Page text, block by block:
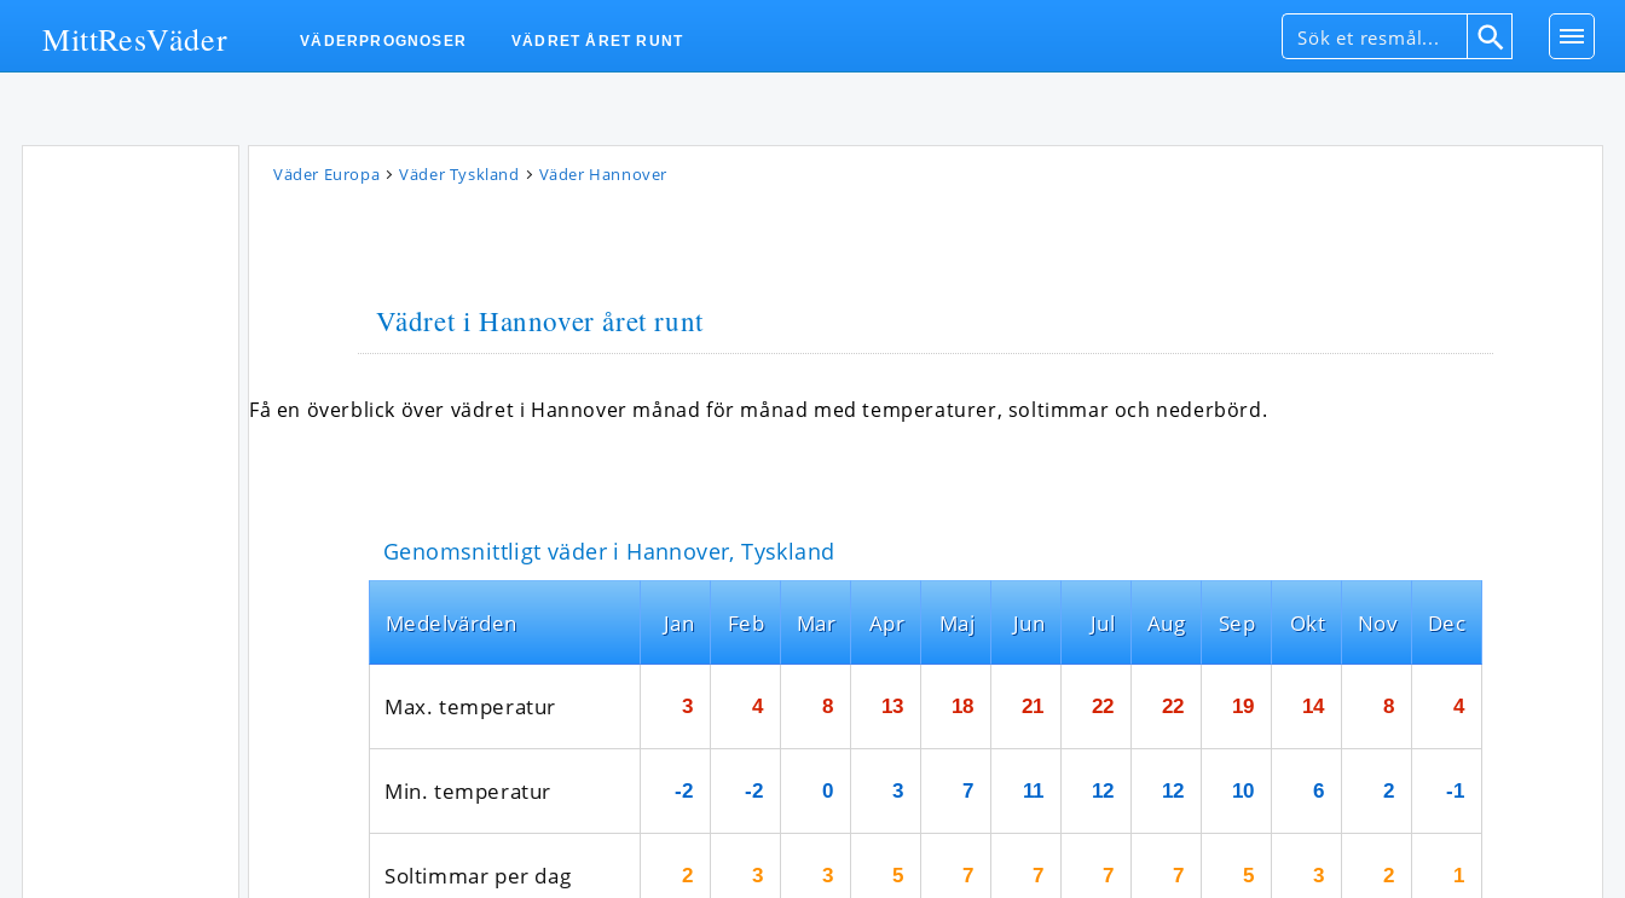
Väder Europa Väder Tyskland Väder Hannover
Vädret i Hannover året runt
Få en överblick över vädret i Hannover månad för månad med temperaturer, soltimmar och nederbörd.
Genomsnittligt väder i Hannover, Tyskland
Medel­värden
Max. temperatur
Min. temperatur
Soltimmar per dag
Jan
3
-2
2
Feb
4
-2
3
Mar
8
0
3
Apr
13
3
5
Maj
18
7
7
Jun
21
11
7
Jul
22
12
7
Aug
22
12
7
Sep
19
10
5
Okt
14
6
3
Nov
8
2
2
Dec
4
-1
1
MittResVäder VÄDERPROGNOSER VÄDRET ÅRET RUNT